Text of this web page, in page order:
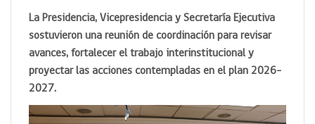
La Presidencia, Vicepresidencia y Secretaría Ejecutiva
sostuvieron una reunión de coordinación para revisar
avances, fortalecer el trabajo interinstitucional y
proyectar las acciones contempladas en el plan 2026-
2027.